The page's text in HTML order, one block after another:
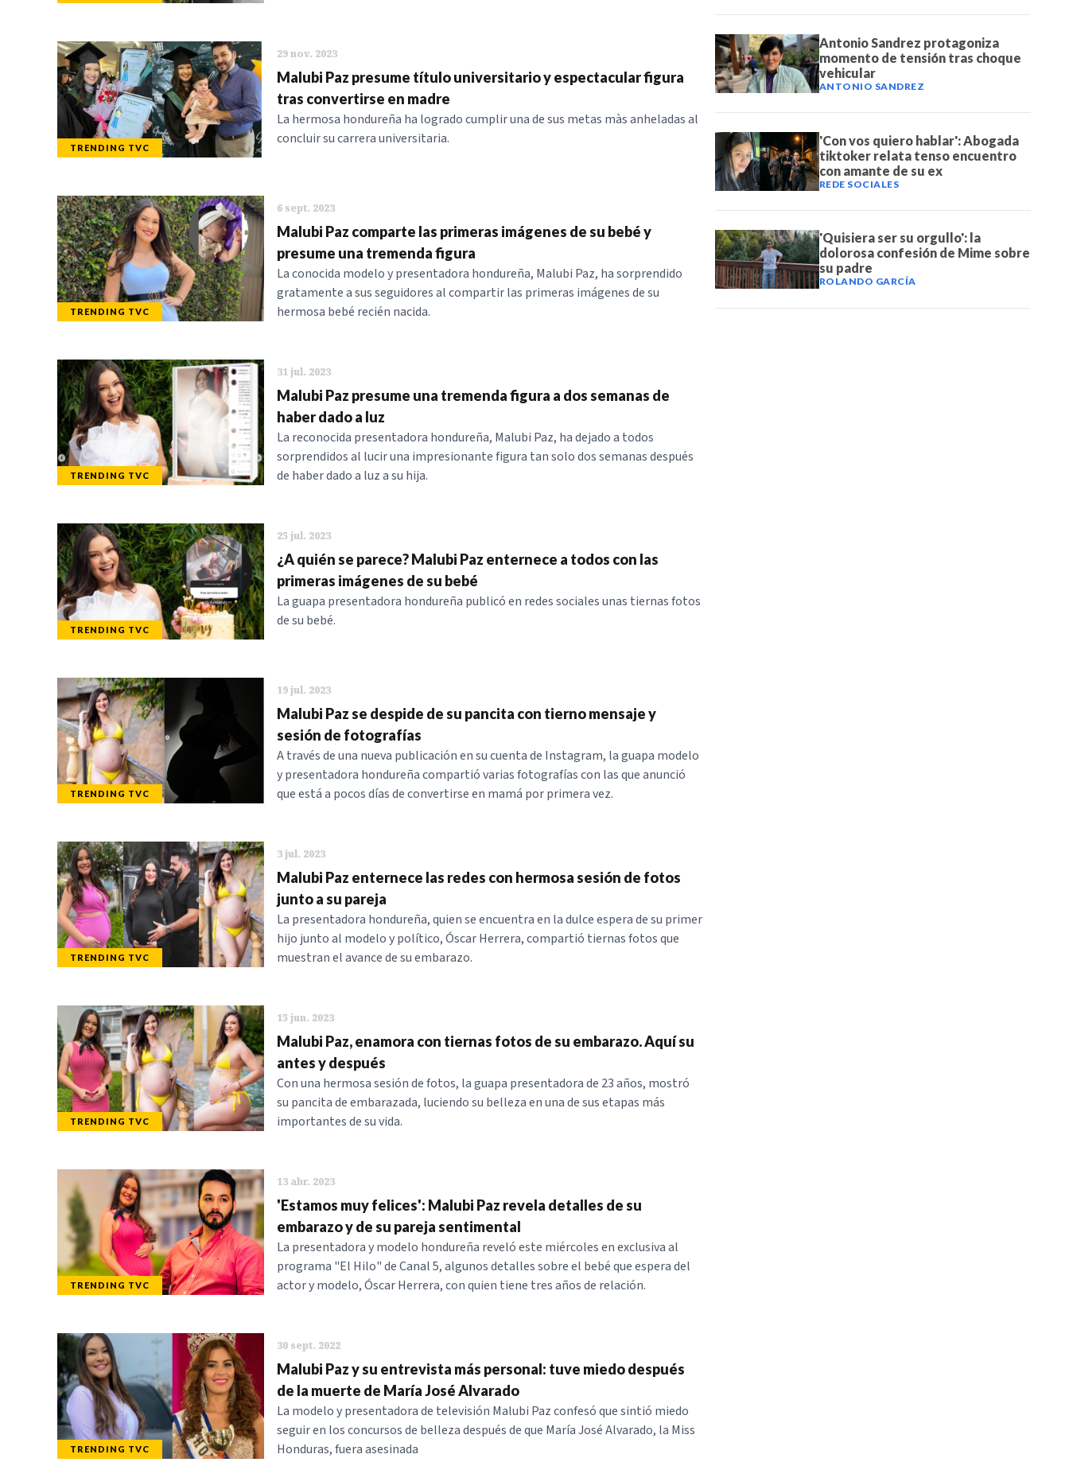
TRENDING TVC
29 nov. 2023
Malubi Paz presume título universitario y espectacular figura
tras convertirse en madre
La hermosa hondureña ha logrado cumplir una de sus metas màs anheladas al
concluir su carrera universitaria.
TRENDING TVC
6 sept. 2023
Malubi Paz comparte las primeras imágenes de su bebé y
presume una tremenda figura
La conocida modelo y presentadora hondureña, Malubi Paz, ha sorprendido
gratamente a sus seguidores al compartir las primeras imágenes de su
hermosa bebé recién nacida.
TRENDING TVC
31 jul. 2023
Malubi Paz presume una tremenda figura a dos semanas de
haber dado a luz
La reconocida presentadora hondureña, Malubi Paz, ha dejado a todos
sorprendidos al lucir una impresionante figura tan solo dos semanas después
de haber dado a luz a su hija.
TRENDING TVC
25 jul. 2023
¿A quién se parece? Malubi Paz enternece a todos con las
primeras imágenes de su bebé
La guapa presentadora hondureña publicó en redes sociales unas tiernas fotos
de su bebé.
TRENDING TVC
19 jul. 2023
Malubi Paz se despide de su pancita con tierno mensaje y
sesión de fotografías
A través de una nueva publicación en su cuenta de Instagram, la guapa modelo
y presentadora hondureña compartió varias fotografías con las que anunció
que está a pocos días de convertirse en mamá por primera vez.
TRENDING TVC
3 jul. 2023
Malubi Paz enternece las redes con hermosa sesión de fotos
junto a su pareja
La presentadora hondureña, quien se encuentra en la dulce espera de su primer
hijo junto al modelo y político, Óscar Herrera, compartió tiernas fotos que
muestran el avance de su embarazo.
TRENDING TVC
15 jun. 2023
Malubi Paz, enamora con tiernas fotos de su embarazo. Aquí su
antes y después
Con una hermosa sesión de fotos, la guapa presentadora de 23 años, mostró
su pancita de embarazada, luciendo su belleza en una de sus etapas más
importantes de su vida.
TRENDING TVC
13 abr. 2023
'Estamos muy felices': Malubi Paz revela detalles de su
embarazo y de su pareja sentimental
La presentadora y modelo hondureña reveló este miércoles en exclusiva al
programa "El Hilo" de Canal 5, algunos detalles sobre el bebé que espera del
actor y modelo, Óscar Herrera, con quien tiene tres años de relación.
TRENDING TVC
30 sept. 2022
Malubi Paz y su entrevista más personal: tuve miedo después
de la muerte de María José Alvarado
La modelo y presentadora de televisión Malubi Paz confesó que sintió miedo
seguir en los concursos de belleza después de que María José Alvarado, la Miss
Honduras, fuera asesinada
Antonio Sandrez protagoniza
momento de tensión tras choque
vehicular
ANTONIO SANDREZ
'Con vos quiero hablar': Abogada
tiktoker relata tenso encuentro
con amante de su ex
REDE SOCIALES
'Quisiera ser su orgullo': la
dolorosa confesión de Mime sobre
su padre
ROLANDO GARCÍA